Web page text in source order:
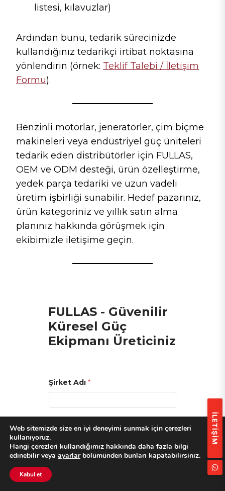
listesi, kılavuzlar)
Ardından bunu, tedarik sürecinizde
kullandığınız tedarikçi irtibat noktasına
yönlendirin (örnek: Teklif Talebi / İletişim
Formu).
Benzinli motorlar, jeneratörler, çim biçme
makineleri veya endüstriyel güç üniteleri
tedarik eden distribütörler için FULLAS,
OEM ve ODM desteği, ürün özelleştirme,
yedek parça tedariki ve uzun vadeli
üretim işbirliği sunabilir. Hedef pazarınız,
ürün kategoriniz ve yıllık satın alma
planınız hakkında görüşmek için
ekibimizle iletişime geçin.
FULLAS - Güvenilir
Küresel Güç
Ekipmanı Üreticiniz
Şirket Adı *
İlgili Kişi
E-posta
İLETİŞİM
Web sitemizde size en iyi deneyimi sunmak için çerezleri
kullanıyoruz.
Hangi çerezleri kullandığımız hakkında daha fazla bilgi
edinebilir veya ayarlarbölümünden bunları kapatabilirsiniz.
Kabul et